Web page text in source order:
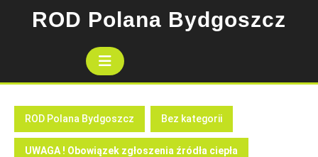
ROD Polana Bydgoszcz
Open
ROD Polana Bydgoszcz Bez kategorii
UWAGA ! Obowiązek zgłoszenia źródła ciepła